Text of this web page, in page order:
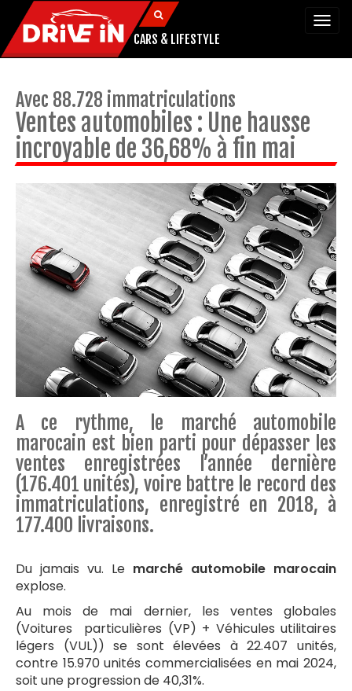
CARS & LIFESTYLE
Avec 88.728 immatriculations
Ventes automobiles : Une hausse
incroyable de 36,68% à fin mai
A ce rythme, le marché automobile
marocain est bien parti pour dépasser les
ventes enregistrées l’année dernière
(176.401 unités), voire battre le record des
immatriculations, enregistré en 2018, à
177.400 livraisons.
Du jamais vu. Le marché automobile marocain
explose.
Au mois de mai dernier, les ventes globales
(Voitures particulières (VP) + Véhicules utilitaires
légers (VUL)) se sont élevées à 22.407 unités,
contre 15.970 unités commercialisées en mai 2024,
soit une progression de 40,31%.